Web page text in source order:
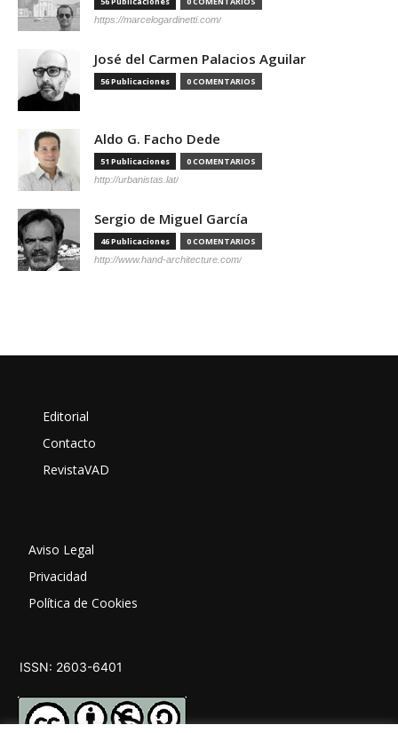
https://marcelogardinetti.com/
José del Carmen Palacios Aguilar
56 Publicaciones 0 COMENTARIOS
Aldo G. Facho Dede
51 Publicaciones 0 COMENTARIOS
http://urbanistas.lat/
Sergio de Miguel García
46 Publicaciones 0 COMENTARIOS
http://www.hand-architecture.com/
Editorial
Contacto
RevistaVAD
Aviso Legal
Privacidad
Política de Cookies
ISSN: 2603-6401